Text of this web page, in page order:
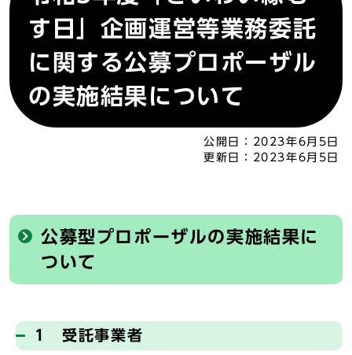
す日」企画運営等業務委託
に関する公募プロポーザル
の実施結果について
公開日：
2023年6月5日
更新日：
2023年6月5日
公募型プロポーザルの実施結果に
ついて
1 受託事業者